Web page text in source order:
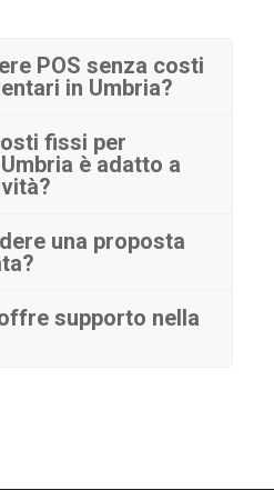
POS senza costi
in Umbria?
fissi per
è adatto a
una proposta
supporto nella